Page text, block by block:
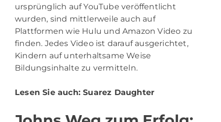
ursprünglich auf YouTube veröffentlicht
wurden, sind mittlerweile auch auf
Plattformen wie Hulu und Amazon Video zu
finden. Jedes Video ist darauf ausgerichtet,
Kindern auf unterhaltsame Weise
Bildungsinhalte zu vermitteln.
Lesen Sie auch:Suarez Daughter